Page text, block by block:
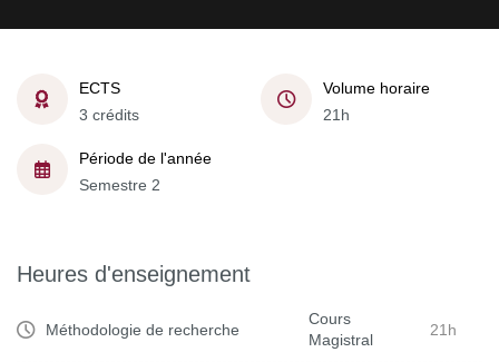
ECTS
3 crédits
Volume horaire
21h
Période de l'année
Semestre 2
Heures d'enseignement
Méthodologie de recherche
Cours
Magistral
21h